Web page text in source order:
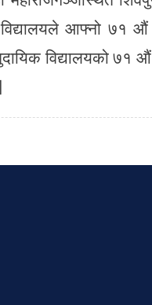
आफ्नो ७१ औं
विद्यालयको ७१ औं